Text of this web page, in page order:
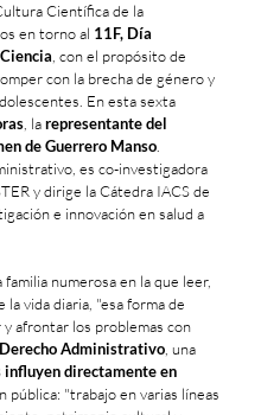
Científica de la
en torno al 11F, Día
, con el propósito de
con la brecha de género y
En esta sexta
, larepresentante del
de Guerrero Manso.
es co-investigadora
y dirige la Cátedra IACS de
e innovación en salud a
familia numerosa en la que leer,
vida diaria, "esa forma de
afrontar los problemas con
Derecho Administrativo, una
influyen directamente en
pública: "trabajo en varias líneas